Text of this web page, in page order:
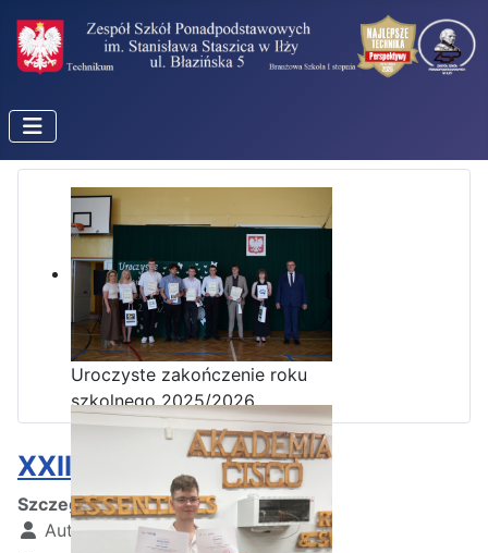
Uroczyste zakończenie roku
szkolnego 2025/2026
XXII seria zadań (luty)
Szczegóły
Autor:
Kamil Krosta